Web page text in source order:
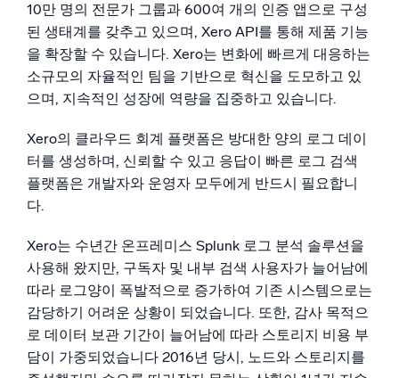
10만 명의 전문가 그룹과 600여 개의 인증 앱으로 구성
된 생태계를 갖추고 있으며, Xero API를 통해 제품 기능
을 확장할 수 있습니다. Xero는 변화에 빠르게 대응하는
소규모의 자율적인 팀을 기반으로 혁신을 도모하고 있
으며, 지속적인 성장에 역량을 집중하고 있습니다.
Xero의 클라우드 회계 플랫폼은 방대한 양의 로그 데이
터를 생성하며, 신뢰할 수 있고 응답이 빠른 로그 검색
플랫폼은 개발자와 운영자 모두에게 반드시 필요합니
다.
Xero는 수년간 온프레미스 Splunk 로그 분석 솔루션을
사용해 왔지만, 구독자 및 내부 검색 사용자가 늘어남에
따라 로그양이 폭발적으로 증가하여 기존 시스템으로는
감당하기 어려운 상황이 되었습니다. 또한, 감사 목적으
로 데이터 보관 기간이 늘어남에 따라 스토리지 비용 부
담이 가중되었습니다 2016년 당시, 노드와 스토리지를